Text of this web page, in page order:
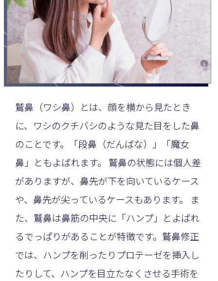
鷲鼻（ワシ鼻）とは、顔を横から見たとき
に、ワシのクチバシのような見た目をした鼻
のことです。「段鼻（だんばな）」「魔女
鼻」ともよばれます。 鷲鼻の状態には個人差
がありますが、鼻先が下を向いているケース
や、鼻先が尖っているケースもあります。 ま
た、鷲鼻は鼻筋の中央に「ハンプ」とよばれ
るでっぱりがあることが特徴です。鷲鼻修正
では、ハンプを削ったりプロテーゼを挿入し
たりして、ハンプを目立たなくさせる手術を